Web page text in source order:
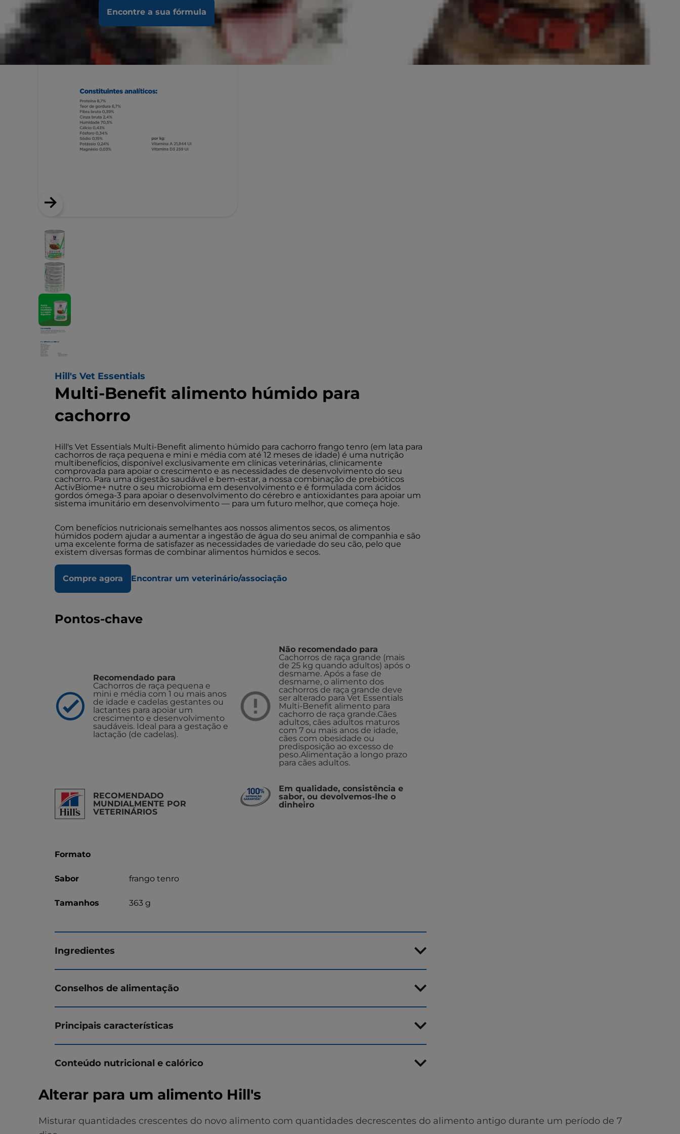
Encontre a sua fórmula
Hill's Vet Essentials
Multi-Benefit alimento húmido para
cachorro
Hill's Vet Essentials Multi-Benefit alimento húmido para cachorro frango tenro (em lata para
cachorros de raça pequena e mini e média com até 12 meses de idade) é uma nutrição
multibenefícios, disponível exclusivamente em clínicas veterinárias, clinicamente
comprovada para apoiar o crescimento e as necessidades de desenvolvimento do seu
cachorro. Para uma digestão saudável e bem-estar, a nossa combinação de prebióticos
ActivBiome+ nutre o seu microbioma em desenvolvimento e é formulada com ácidos
gordos ómega-3 para apoiar o desenvolvimento do cérebro e antioxidantes para apoiar um
sistema imunitário em desenvolvimento — para um futuro melhor, que começa hoje.
Com benefícios nutricionais semelhantes ​​aos nossos alimentos secos, os alimentos
húmidos podem ajudar a aumentar a ingestão de água do seu animal de companhia e são
uma excelente forma de satisfazer as necessidades de variedade do seu cão, pelo que
existem diversas formas de combinar alimentos húmidos e secos.
Compre agora Encontrar um veterinário/associação
Pontos-chave
Recomendado para
Cachorros de raça pequena e
mini e média com 1 ou mais anos
de idade e cadelas gestantes ou
lactantes para apoiar um
crescimento e desenvolvimento
saudáveis. Ideal para a gestação e
lactação (de cadelas).
Não recomendado para
Cachorros de raça grande (mais
de 25 kg quando adultos) após o
desmame. Após a fase de
desmame, o alimento dos
cachorros de raça grande deve
ser alterado para Vet Essentials
Multi-Benefit alimento para
cachorro de raça grande.Cães
adultos, cães adultos maturos
com 7 ou mais anos de idade,
cães com obesidade ou
predisposição ao excesso de
peso.Alimentação a longo prazo
para cães adultos.
RECOMENDADO
MUNDIALMENTE POR
VETERINÁRIOS
Em qualidade, consistência e
sabor, ou devolvemos-lhe o
dinheiro
Formato
Sabor frango tenro
Tamanhos 363 g
Ingredientes
Conselhos de alimentação
Principais características
Conteúdo nutricional e calórico
Alterar para um alimento Hill's
Misturar quantidades crescentes do novo alimento com quantidades decrescentes do alimento antigo durante um período de 7